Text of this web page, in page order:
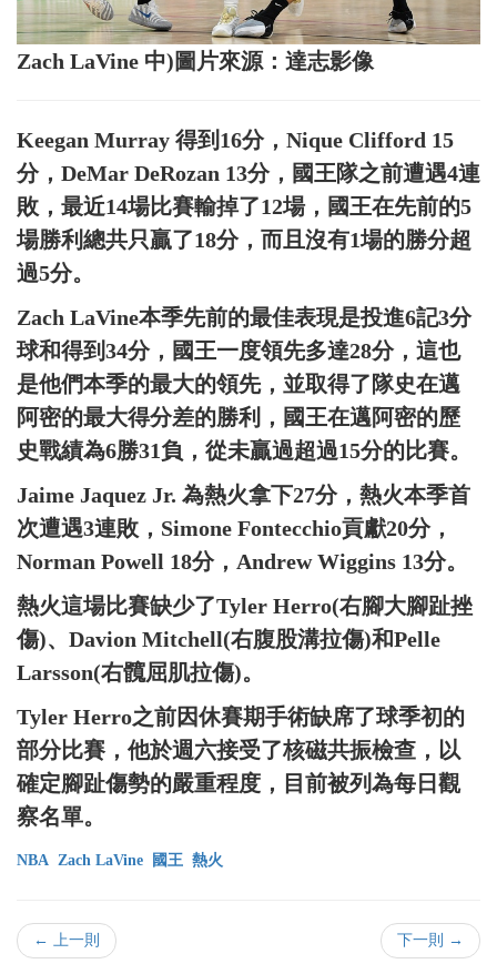
Zach LaVine 中)圖片來源：達志影像
Keegan Murray 得到16分，Nique Clifford 15
分，DeMar DeRozan 13分，國王隊之前遭遇4連
敗，最近14場比賽輸掉了12場，國王在先前的5
場勝利總共只贏了18分，而且沒有1場的勝分超
過5分。
Zach LaVine本季先前的最佳表現是投進6記3分
球和得到34分，國王一度領先多達28分，這也
是他們本季的最大的領先，並取得了隊史在邁
阿密的最大得分差的勝利，國王在邁阿密的歷
史戰績為6勝31負，從未贏過超過15分的比賽。
Jaime Jaquez Jr. 為熱火拿下27分，熱火本季首
次遭遇3連敗，Simone Fontecchio貢獻20分，
Norman Powell 18分，Andrew Wiggins 13分。
熱火這場比賽缺少了Tyler Herro(右腳大腳趾挫
傷)、Davion Mitchell(右腹股溝拉傷)和Pelle
Larsson(右髖屈肌拉傷)。
Tyler Herro之前因休賽期手術缺席了球季初的
部分比賽，他於週六接受了核磁共振檢查，以
確定腳趾傷勢的嚴重程度，目前被列為每日觀
察名單。
NBA Zach LaVine 國王 熱火
← 上一則 下一則 →